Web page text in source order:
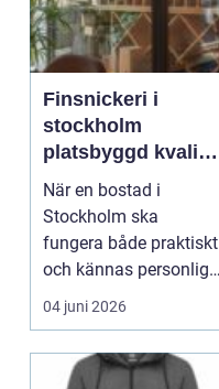
Finsnickeri i
stockholm
platsbyggd kvalitet
för hem som håller
över tid
När en bostad i
Stockholm ska
fungera både praktiskt
och kännas personlig
räcker sällan
standardlösn...
04 juni 2026